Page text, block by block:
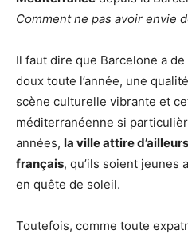
Comment ne pas avoir envie
Il faut dire que Barcelone a
doux toute l’année, une
scène culturelle vibrante et
méditerranéenne si
années, la ville attire
français, qu’ils soient jeunes
en quête de soleil.
Toutefois, comme toute